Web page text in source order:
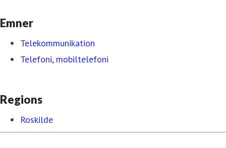
Emner
Telekommunikation
Telefoni, mobiltelefoni
Regions
Roskilde